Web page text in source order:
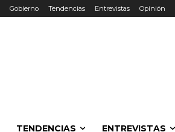
Gobierno Tendencias Entrevistas Opinión
TENDENCIAS ENTREVISTAS